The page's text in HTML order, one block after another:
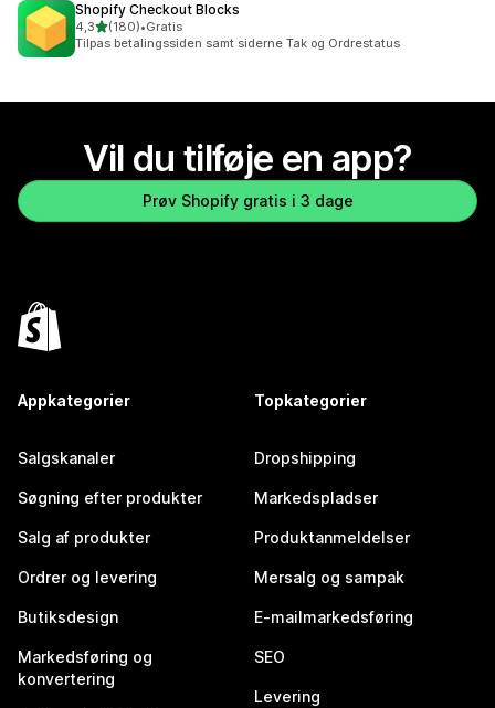
Shopify Checkout Blocks
4,3ud af 5 stjerner
(180)
180 anmeldelser i alt
•Gratis
Tilpas betalingssiden samt siderne Tak og Ordrestatus
Vil du tilføje en app?
Prøv Shopify gratis i 3 dage
Appkategorier
Salgskanaler
Søgning efter produkter
Salg af produkter
Ordrer og levering
Butiksdesign
Markedsføring og
konvertering
Topkategorier
Dropshipping
Markedspladser
Produktanmeldelser
Mersalg og sampak
E-mailmarkedsføring
SEO
Levering